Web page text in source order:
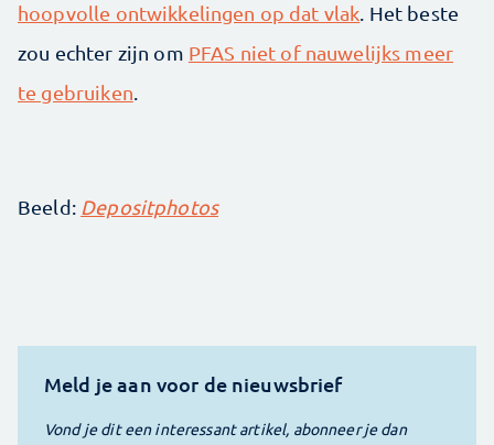
hoopvolle ontwikkelingen op dat vlak . Het beste
zou echter zijn om PFAS niet of nauwelijks meer
te gebruiken
Beeld: Depositphotos
Meld je aan voor de nieuwsbrief
Vond je dit een interessant artikel, abonneer je dan